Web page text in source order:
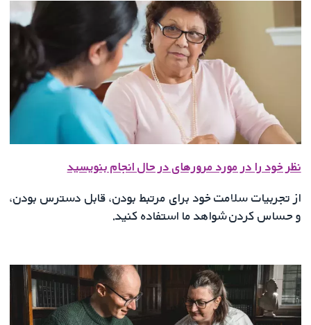
نظر خود را در مورد مرورهای در حال انجام بنویسید
از تجربیات سلامت خود برای مرتبط بودن، قابل دسترس بودن،
و حساس کردن شواهد ما استفاده کنید.